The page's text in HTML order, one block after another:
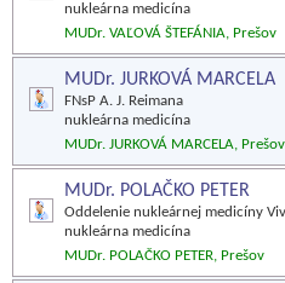
nukleárna medicína
MUDr. VAĽOVÁ ŠTEFÁNIA, Prešov
MUDr. JURKOVÁ MARCELA
FNsP A. J. Reimana
nukleárna medicína
MUDr. JURKOVÁ MARCELA, Prešov
MUDr. POLAČKO PETER
Oddelenie nukleárnej medicíny
nukleárna medicína
MUDr. POLAČKO PETER, Prešov